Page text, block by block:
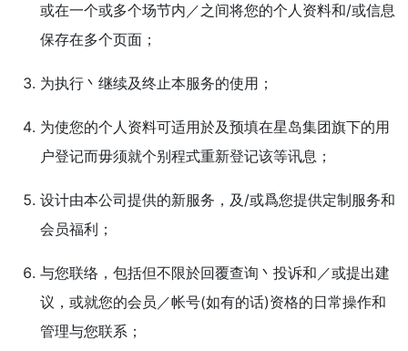
或在一个或多个场节内／之间将您的个人资料和/或信息
保存在多个页面；
为执行丶继续及终止本服务的使用；
为使您的个人资料可适用於及预填在星岛集团旗下的用
户登记而毋须就个别程式重新登记该等讯息；
设计由本公司提供的新服务，及/或爲您提供定制服务和
会员福利；
与您联络，包括但不限於回覆查询丶投诉和／或提出建
议，或就您的会员／帐号(如有的话)资格的日常操作和
管理与您联系；